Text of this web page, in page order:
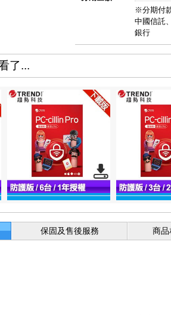
※分期付
中國信託
銀行
了...
保固及售後服務 商品